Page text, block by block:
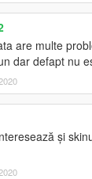
are multe
dar defapt nu
și